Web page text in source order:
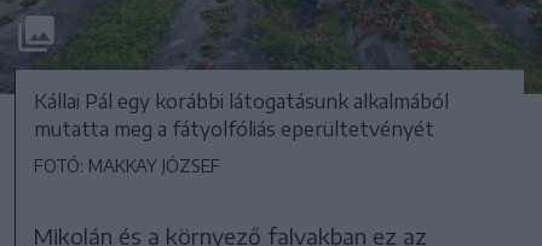
Kállai Pál egy korábbi látogatásunk alkalmából
mutatta meg a fátyolfóliás eperültetvényét
FOTÓ: MAKKAY JÓZSEF
Mikolán és a környező falvakban ez az